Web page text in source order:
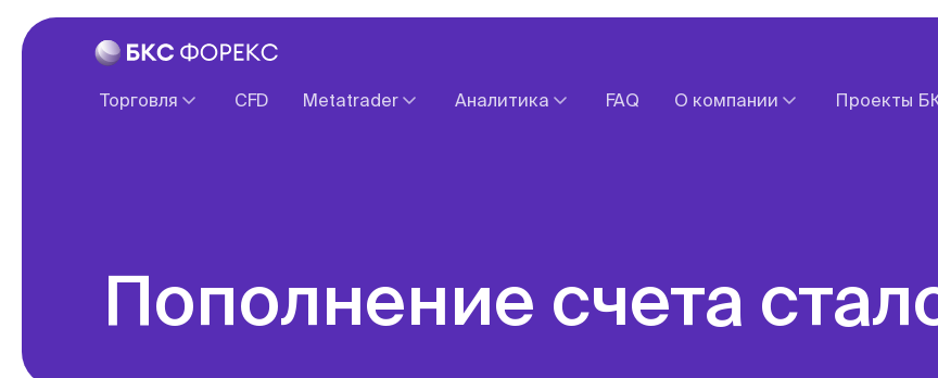
Торговля CFD Metatrader Аналитика FAQ О компании Проекты
Пополнение счета